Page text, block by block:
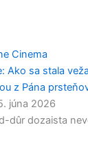
Ako sa stala
z Pána
júna 2026
dûr dozaista